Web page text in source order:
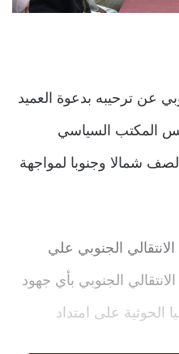
عن ترحيبه بدعوة العميد
المكتب السياسي
شمالا وجنوبا لمواجهة
الجنوبي علي
الجنوبي بأي جهود
الحوثية على امتداد